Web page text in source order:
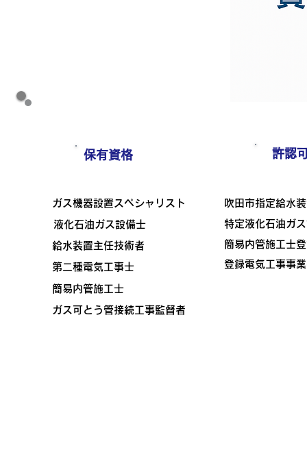
保有資格
ガス機器設置スペシャリスト
液化石油ガス設備士
給水装置主任技術者
第二種電気工事士
​簡易内管施工士
ガス可とう管接続工事監督者
許
吹田市指定給水
特定液化石油ガ
簡易内管施工士
登録電気工事事